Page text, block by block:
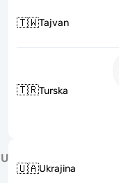
🇹🇼Tajvan
🇹🇷Turska
U
🇺🇦Ukrajina